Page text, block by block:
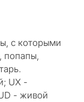
с которыми
попапы,
UX -
- живой